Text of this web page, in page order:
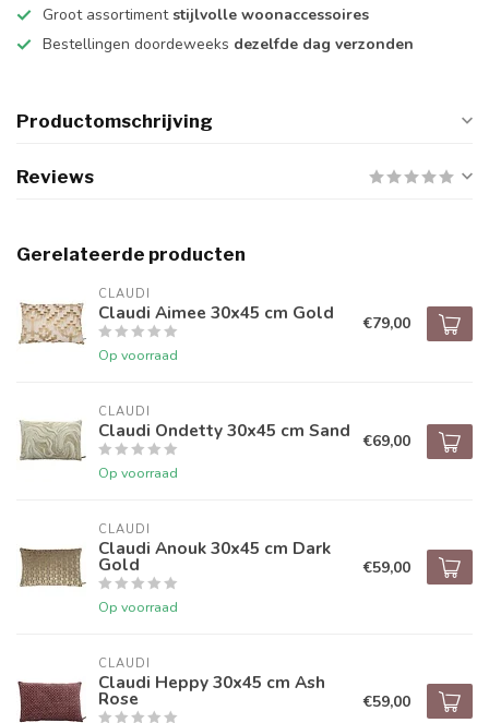
Groot assortiment stijlvolle woonaccessoires
Bestellingen doordeweeks dezelfde dag verzonden
Productomschrijving
Reviews
Gerelateerde producten
CLAUDI
Claudi Aimee 30x45 cm Gold
Op voorraad
€79,00
CLAUDI
Claudi Ondetty 30x45 cm Sand
Op voorraad
€69,00
CLAUDI
Claudi Anouk 30x45 cm Dark
Gold
Op voorraad
€59,00
CLAUDI
Claudi Heppy 30x45 cm Ash
Rose €59,00